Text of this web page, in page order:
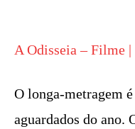
A Odisseia – Filme |
O longa-metragem
aguardados do ano.